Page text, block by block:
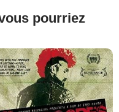
pourriez